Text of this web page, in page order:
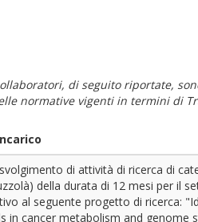
di seguito riportate,
normative vigenti in termini di
di attività di ricerca di
della durata di 12 mesi per il
al seguente progetto di ricerca:
in cancer metabolism and genome